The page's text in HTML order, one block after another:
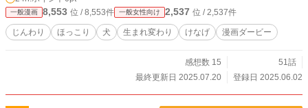
一般漫画 8,553 位 / 8,553件 一般女性向け 2,537 位 / 2,537件
じんわり ほっこり 犬 生まれ変わり けなげ 漫画ダービー
感想数 15
51話
最終更新日 2025.07.20
登録日 2025.06.02